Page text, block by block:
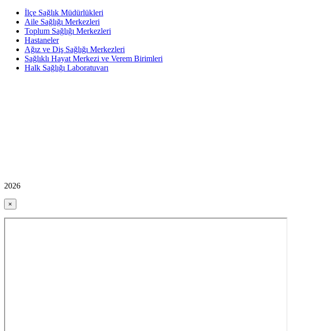
İlçe Sağlık Müdürlükleri
Aile Sağlığı Merkezleri
Toplum Sağlığı Merkezleri
Hastaneler
Ağız ve Diş Sağlığı Merkezleri
Sağlıklı Hayat Merkezi ve Verem Birimleri
Halk Sağlığı Laboratuvarı
2026
×